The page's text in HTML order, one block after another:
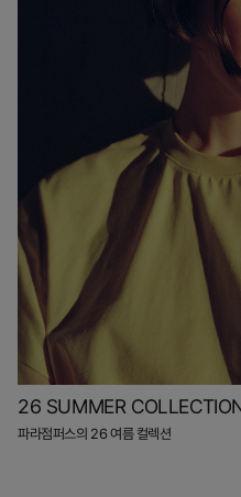
26 SUMMER
파라점퍼스의 26 여름 컬렉션